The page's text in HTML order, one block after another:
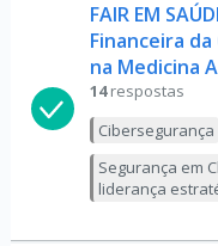
FAIR EM
Financeira
na Medicina
14 respostas
Cibersegurança
Segurança em
liderança